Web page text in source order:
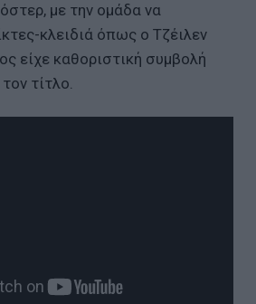
με την ομάδα να
κλειδιά όπως ο Τζέιλεν
είχε καθοριστική συμβολή
τίτλο.